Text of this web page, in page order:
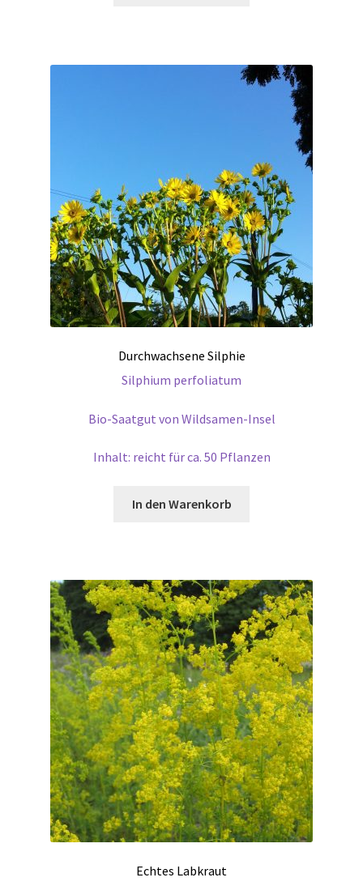
Durchwachsene Silphie
Silphium perfoliatum
Bio-Saatgut von Wildsamen-Insel
Inhalt: reicht für ca. 50 Pflanzen
In den Warenkorb
Echtes Labkraut